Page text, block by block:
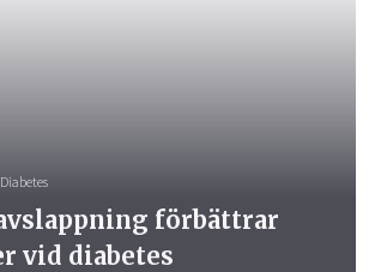
Diabetes
förbättrar
vid diabetes